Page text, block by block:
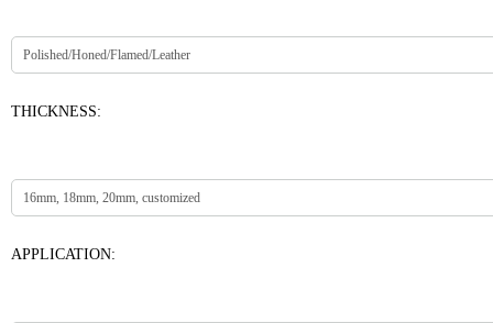
THICKNESS:
APPLICATION: